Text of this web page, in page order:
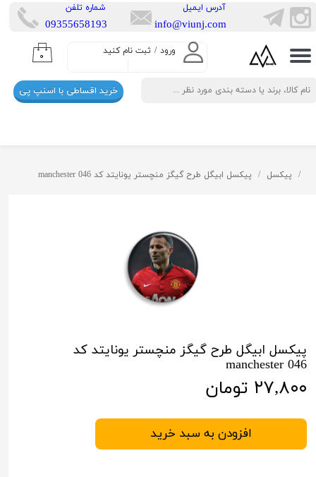
ورود / ثبت نام کنید
حساب کاربری من
تغییر گذر واژه
سفارشات
۰
​شماره تلفن
​​09355658193
​آدرس ایمیل
info@viunj.com
خرید اقساطی با اسنپ پی
پیکسل پیکسل ابیگل طرح گیگز منچستر یونایتد کد manchester 046
پیکسل ابیگل طرح گیگز منچستر یونایتد کد
manchester 046
۲۷,۸۰۰ تومان
افزودن به سبد خرید